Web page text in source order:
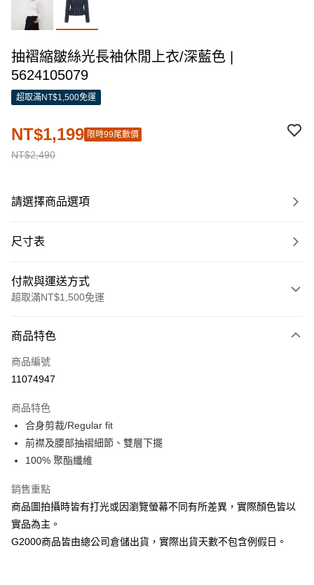
抽褶縮皺絲光長袖休閒上衣/深藍色 |
5624105079
超取滿NT$1,500免運
NT$2,490
NT$1,199 限時99尾數價
請選擇商品選項
尺寸表
付款與運送方式
超取滿NT$1,500免運
信用卡一次付款
信用卡分期付款
合作金庫商業銀行
華南商業銀行
上海商業儲蓄銀行
國泰世華商業銀行
匯豐（台灣）商業銀行
聯邦商業銀行
遠東國際商業銀行
元大商業銀行
台新國際商業銀行
中國信託商業銀行
LINE Pay
Apple Pay
悠遊付
Google Pay
全盈+PAY
商品特色
商品編號
11074947
商品特色
合身剪裁/Regular fit
前襟及腰部抽褶細節、雙層下擺
100% 聚酯纖維
銷售重點
商品圖拍攝時皆有打光或因瀏覽螢幕不同有所差異，實際顏色皆以
實品為主。
G2000商品皆由總公司倉儲出貨，實際出貨天數不包含例假日。